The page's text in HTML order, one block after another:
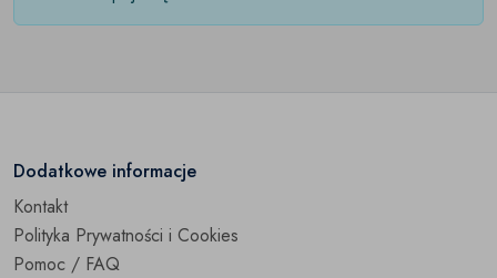
Dodatkowe informacje
Kontakt
Polityka Prywatności i Cookies
Pomoc / FAQ